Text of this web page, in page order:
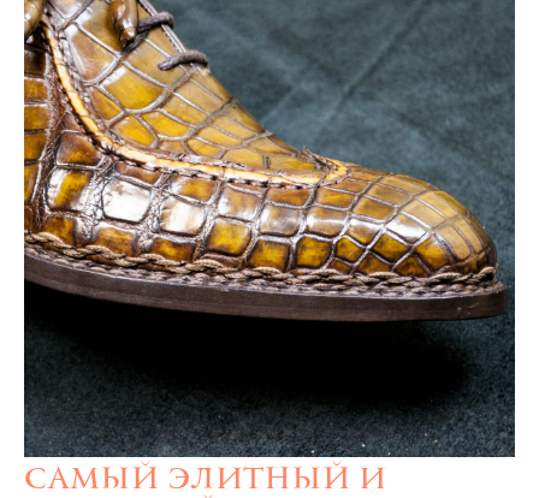
Самый элитный и